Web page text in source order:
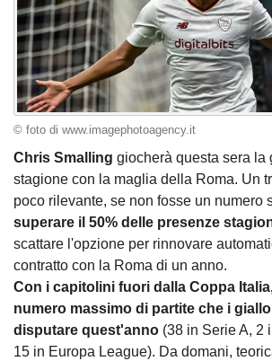
© foto di www.imagephotoagency.it
Chris Smalling giocherà questa sera la
stagione con la maglia della Roma. Un
poco rilevante, se non fosse un numero
superare il 50% delle presenze
scattare l'opzione per rinnovare
contratto con la Roma di un anno.
Con i capitolini fuori dalla Coppa
numero massimo di partite che i
disputare quest'anno (38 in Serie A, 2
15 in Europa League). Da domani,